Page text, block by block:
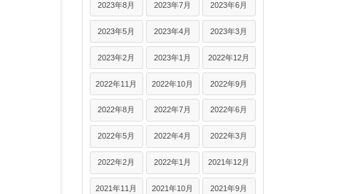
2023年8月 2023年7月 2023年6月
2023年5月 2023年4月 2023年3月
2023年2月 2023年1月 2022年12月
2022年11月 2022年10月 2022年9月
2022年8月 2022年7月 2022年6月
2022年5月 2022年4月 2022年3月
2022年2月 2022年1月 2021年12月
2021年11月 2021年10月 2021年9月